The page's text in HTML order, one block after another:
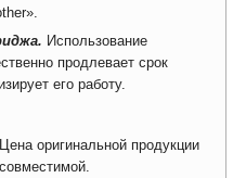
Использование
продлевает срок
его работу.
Цена оригинальной продукции